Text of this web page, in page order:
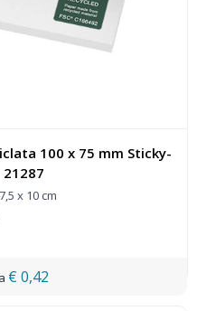
100 x 75 mm Sticky-
x 10 cm
€ 0,42